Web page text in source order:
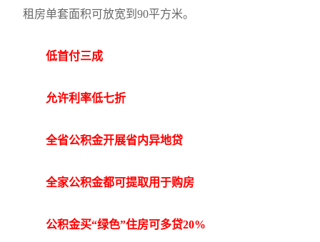
租房单套面积可放宽到90平方米。
低首付三成
允许利率低七折
全省公积金开展省内异地贷
全家公积金都可提取用于购房
公积金买“绿色”住房可多贷20%